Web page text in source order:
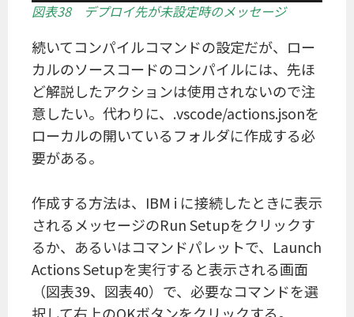
図表38 デプロイ先が未設定時のメッセージ
続いてコンパイルコマンドの設定だが、ロー
カルのソースコードのコンパイルには、先ほ
ど解説したアクションは使用されないので注
意したい。代わりに、.vscode/actions.jsonを
ローカルの開いているフォルダに作成する必
要がある。
作成する方法は、IBM i に接続したときに表示
されるメッセージのRun Setupをクリックす
るか、あるいはコマンドパレットで、Launch
Actions Setupを実行すると表示される画面
（図表39、図表40）で、必要なコマンドを選
択して右上のOKボタンをクリックする。